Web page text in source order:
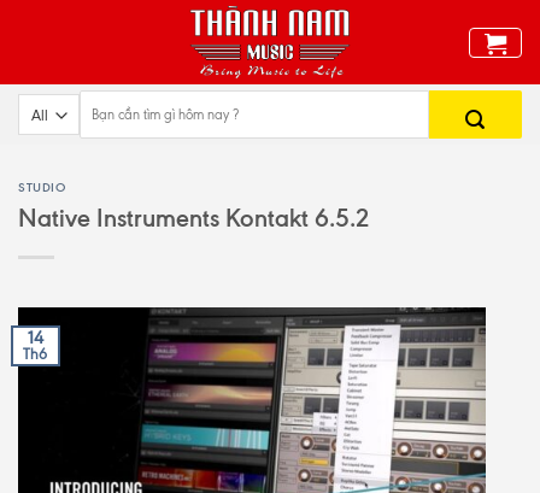
STUDIO
Native Instruments Kontakt 6.5.2
14
Th6